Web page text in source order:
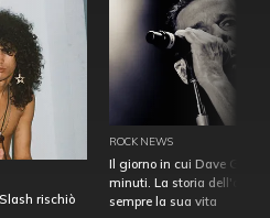
rischiò
ROCK NEWS
Il giorno in cui Dave
minuti. La storia
sempre la sua vita